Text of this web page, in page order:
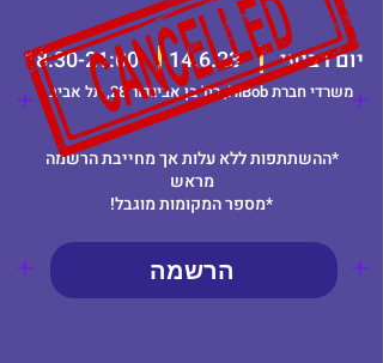
18:30-21:00 14.6.23 יום רביעי
משרדי חברת HiBob, רח' בן אביגדור 28, תל אביב
הרשמה
*ההשתתפות ללא עלות אך מחייבת הרשמה
מראש
*מספר המקומות מוגבל!